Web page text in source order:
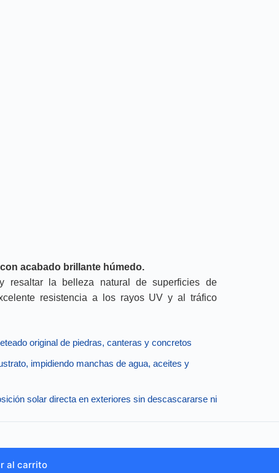
acabado brillante húmedo.
resaltar la belleza natural de superficies de
resistencia a los rayos UV y al tráfico
original de piedras, canteras y concretos
impidiendo manchas de agua, aceites y
solar directa en exteriores sin descascararse ni
al carrito